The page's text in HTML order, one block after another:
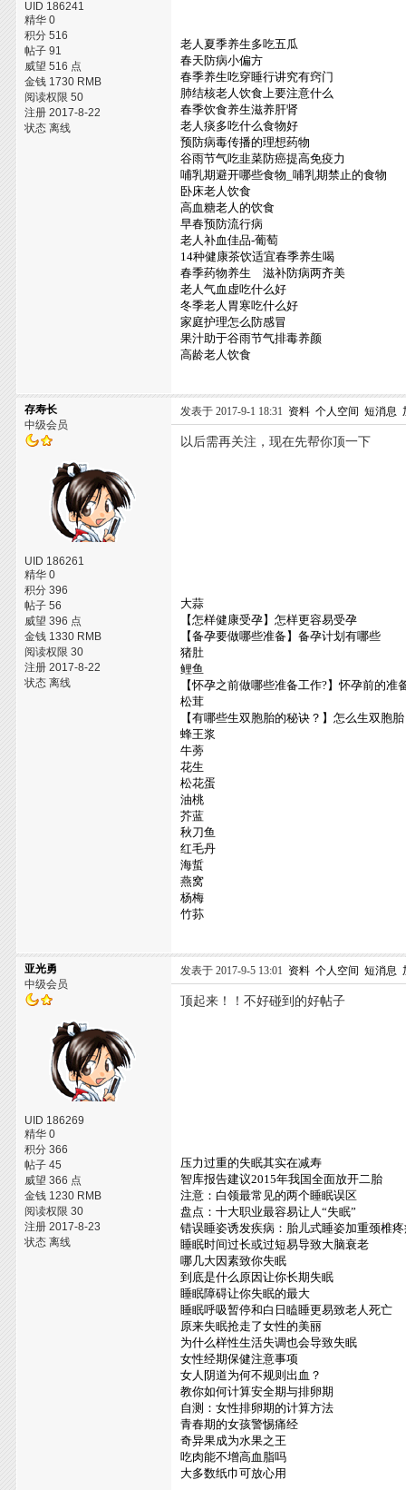
UID 186241
精华 0
积分 516
帖子 91
威望 516 点
金钱 1730 RMB
阅读权限 50
注册 2017-8-22
状态 离线
老人夏季养生多吃五瓜
春天防病小偏方
春季养生吃穿睡行讲究有窍门
肺结核老人饮食上要注意什么
春季饮食养生滋养肝肾
老人痰多吃什么食物好
预防病毒传播的理想药物
谷雨节气吃韭菜防癌提高免疫力
哺乳期避开哪些食物_哺乳期禁止的食物
卧床老人饮食
高血糖老人的饮食
早春预防流行病
老人补血佳品-葡萄
14种健康茶饮适宜春季养生喝
春季药物养生 滋补防病两齐美
老人气血虚吃什么好
冬季老人胃寒吃什么好
家庭护理怎么防感冒
果汁助于谷雨节气排毒养颜
高龄老人饮食
存寿长
中级会员
UID 186261
精华 0
积分 396
帖子 56
威望 396 点
金钱 1330 RMB
阅读权限 30
注册 2017-8-22
状态 离线
发表于 2017-9-1 18:31 资料 个人空间 短消息
以后需再关注，现在先帮你顶一下
大蒜
【怎样健康受孕】怎样更容易受孕
【备孕要做哪些准备】备孕计划有哪些
猪肚
鲤鱼
【怀孕之前做哪些准备工作?】怀孕前的准
松茸
【有哪些生双胞胎的秘诀？】怎么生双胞
蜂王浆
牛蒡
花生
松花蛋
油桃
芥蓝
秋刀鱼
红毛丹
海蜇
燕窝
杨梅
竹荪
亚光勇
中级会员
UID 186269
精华 0
积分 366
帖子 45
威望 366 点
金钱 1230 RMB
阅读权限 30
注册 2017-8-23
状态 离线
发表于 2017-9-5 13:01 资料 个人空间 短消息
顶起来！！不好碰到的好帖子
压力过重的失眠其实在减寿
智库报告建议2015年我国全面放开二胎
注意：白领最常见的两个睡眠误区
盘点：十大职业最容易让人“失眠”
错误睡姿诱发疾病：胎儿式睡姿加重颈椎
睡眠时间过长或过短易导致大脑衰老
哪几大因素致你失眠
到底是什么原因让你长期失眠
睡眠障碍让你失眠的最大
睡眠呼吸暂停和白日瞌睡更易致老人死亡
原来失眠抢走了女性的美丽
为什么样性生活失调也会导致失眠
女性经期保健注意事项
女人阴道为何不规则出血？
教你如何计算安全期与排卵期
自测：女性排卵期的计算方法
青春期的女孩警惕痛经
奇异果成为水果之王
吃肉能不增高血脂吗
大多数纸巾可放心用